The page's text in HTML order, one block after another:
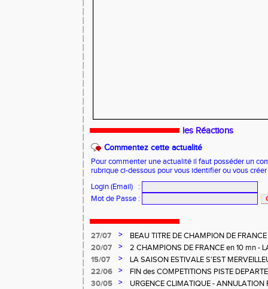
les Réactions
Commentez cette actualité
Pour commenter une actualité il faut posséder un
rubrique ci-dessous pour vous identifier ou vous
Login (Email)
:
Mot de Passe :
27/07 >
BEAU TITRE DE CHAMPION DE
CHARNOIS aux ELITES à ALBI
20/07 >
2 CHAMPIONS DE FRANCE en 10 mn -
MERVEILLEUSEMENT BIEN
15/07 >
LA SAISON ESTIVALE S'EST
POUR NOS U14 - U16
22/06 >
FIN des COMPETITIONS PISTE
REGIONALES
30/05 >
URGENCE CLIMATIQUE - ANNULATION